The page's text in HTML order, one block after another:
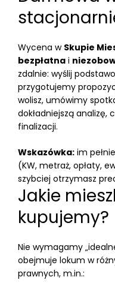
Wycena w Skupie
bezpłatna i
zdalnie: wyślij
przygotujemy
wolisz, umówimy
dokładniejszą analizę,
finalizacji.
Wskazówka: im
(KW, metraż, opłaty,
szybciej otrzymasz
Jakie
kupujemy?
Nie wymagamy
obejmuje lokum w
prawnych, m.in.: